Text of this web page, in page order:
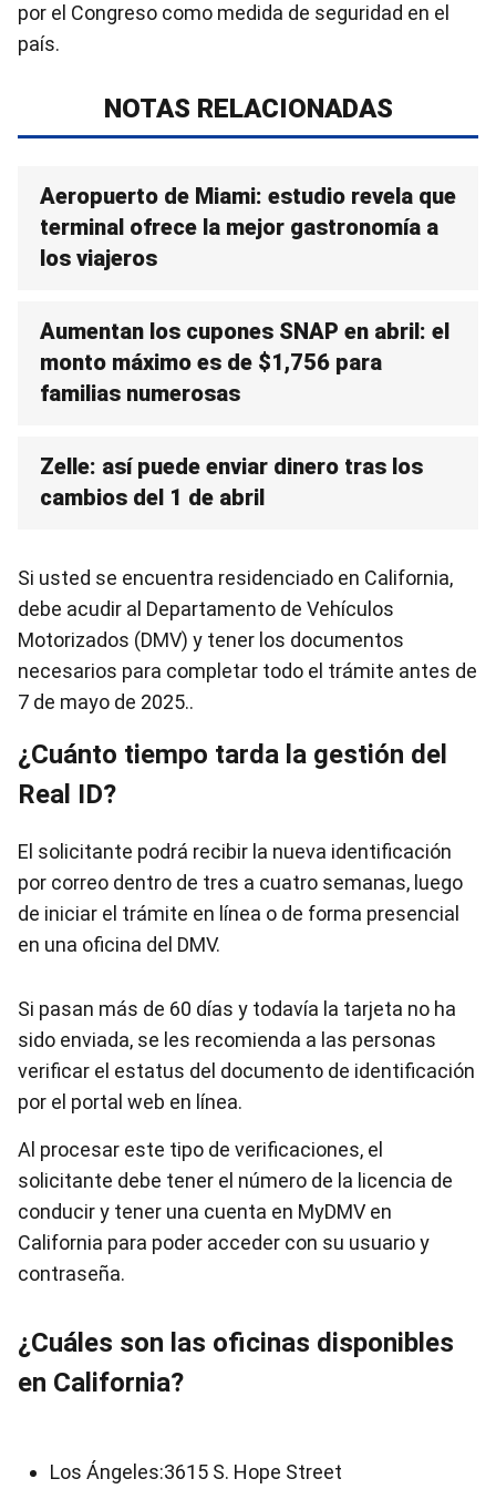
por el Congreso como medida de seguridad en el
país.
NOTAS RELACIONADAS
Aeropuerto de Miami: estudio revela que
terminal ofrece la mejor gastronomía a
los viajeros
Aumentan los cupones SNAP en abril: el
monto máximo es de $1,756 para
familias numerosas
Zelle: así puede enviar dinero tras los
cambios del 1 de abril
Si usted se encuentra residenciado en California,
debe acudir al Departamento de Vehículos
Motorizados (DMV) y tener los documentos
necesarios para completar todo el trámite antes de
7 de mayo de 2025..
¿Cuánto tiempo tarda la gestión del
Real ID?
El solicitante podrá recibir la nueva identificación
por correo dentro de tres a cuatro semanas, luego
de iniciar el trámite en línea o de forma presencial
en una oficina del DMV.
Si pasan más de 60 días y todavía la tarjeta no ha
sido enviada, se les recomienda a las personas
verificar el estatus del documento de identificación
por el portal web en línea.
Al procesar este tipo de verificaciones, el
solicitante debe tener el número de la licencia de
conducir y tener una cuenta en MyDMV en
California para poder acceder con su usuario y
contraseña.
¿Cuáles son las oficinas disponibles
en California?
Los Ángeles:3615 S. Hope Street